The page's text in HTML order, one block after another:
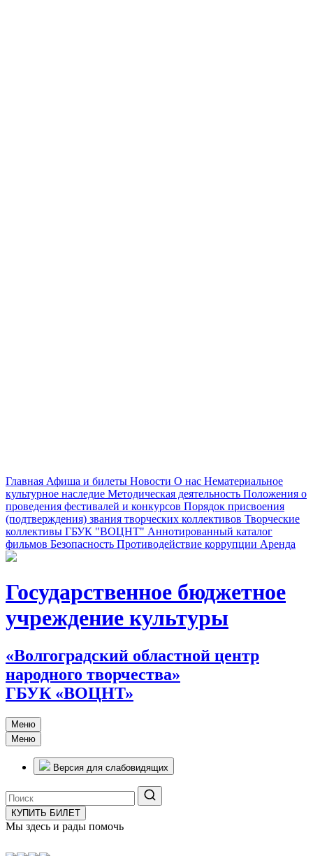
Главная Афиша и билеты Новости О нас Нематериальное
культурное наследие Методическая деятельность Положения о
проведения фестивалей и конкурсов Порядок присвоения
(подтверждения) звания творческих коллективов Творческие
коллективы ГБУК "ВОЦНТ" Аннотированный каталог
фильмов Безопасность Противодействие коррупции Аренда
Государственное бюджетное
учреждение культуры
«Волгоградский областной центр
народного творчества»
ГБУК «ВОЦНТ»
Меню
Меню
Версия для слабовидящих
КУПИТЬ БИЛЕТ
Мы здесь и рады помочь